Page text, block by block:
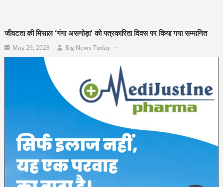
जीवटता की मिसाल ‘गंगा असनोड़ा’ को पत्रकारिता दिवस पर किया गया सम्मानित
May 29, 2023 Big News Today